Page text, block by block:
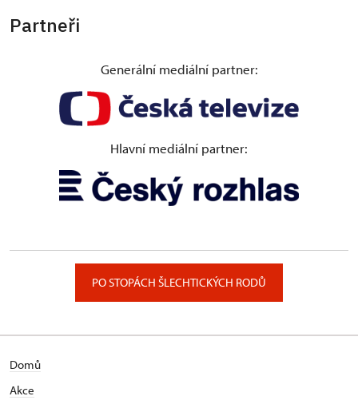
Partneři
Generální mediální partner:
Hlavní mediální partner:
PO STOPÁCH ŠLECHTICKÝCH RODŮ
Domů
Akce